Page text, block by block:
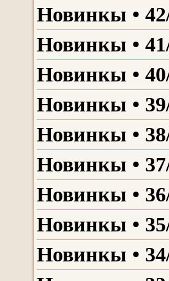
Новинкы •
Новинкы •
Новинкы •
Новинкы •
Новинкы •
Новинкы •
Новинкы •
Новинкы •
Новинкы •